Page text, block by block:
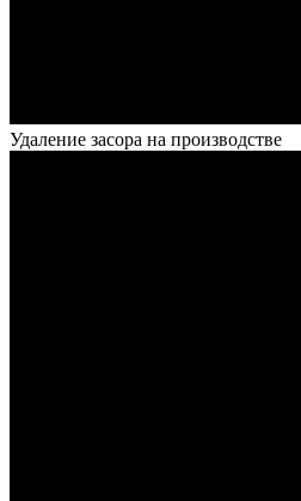
Удаление засора на производстве